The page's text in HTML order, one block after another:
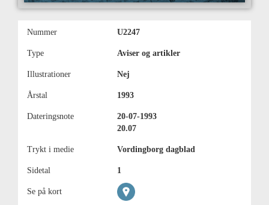
Nummer U2247
Type Aviser og artikler
Illustrationer Nej
Årstal 1993
Dateringsnote
20-07-1993
20.07
Trykt i medie Vordingborg dagblad
Sidetal 1
Se på kort